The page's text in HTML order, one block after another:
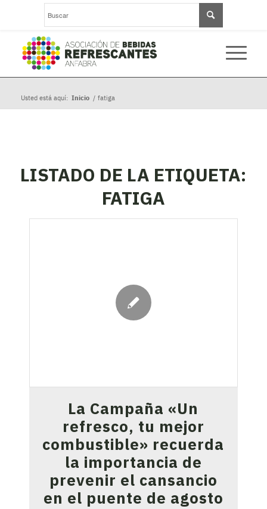
Usted está aquí: Inicio / fatiga
LISTADO DE LA ETIQUETA:
FATIGA
La Campaña «Un
refresco, tu mejor
combustible» recuerda
la importancia de
prevenir el cansancio
en el puente de agosto